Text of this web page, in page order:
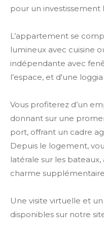
pour un investissement
L’appartement se
lumineux avec cuisine
indépendante avec
l’espace, et d'une
Vous profiterez d’un
donnant sur une
port, offrant un cadre
Depuis le logement,
latérale sur les
charme
Une visite virtuelle et
disponibles sur notre